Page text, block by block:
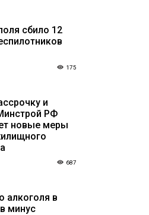
сбило 12
175
и
РФ
новые меры
687
алкоголя в
минус